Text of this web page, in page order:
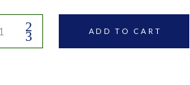
ADD TO CART